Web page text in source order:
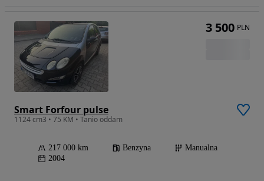
Smart Forfour pulse
1124 cm3 • 75 KM • Tanio oddam
217 000 km Benzyna
Manualna
2004
3 500 PLN